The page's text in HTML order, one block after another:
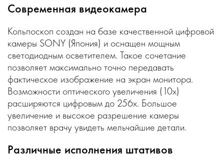
Современная видеокамера
Кольпоскоп создан на базе качественной цифровой
камеры SONY (Япония) и оснащен мощным
светодиодным осветителем. Такое сочетание
позволяет максимально точно передавать
фактическое изображение на экран монитора.
Возможности оптического увеличения (10х)
расширяются цифровым до 256х. Большое
увеличение и высокое разрешение камеры
позволяет врачу увидеть мельчайшие детали.
Различные исполнения штативов